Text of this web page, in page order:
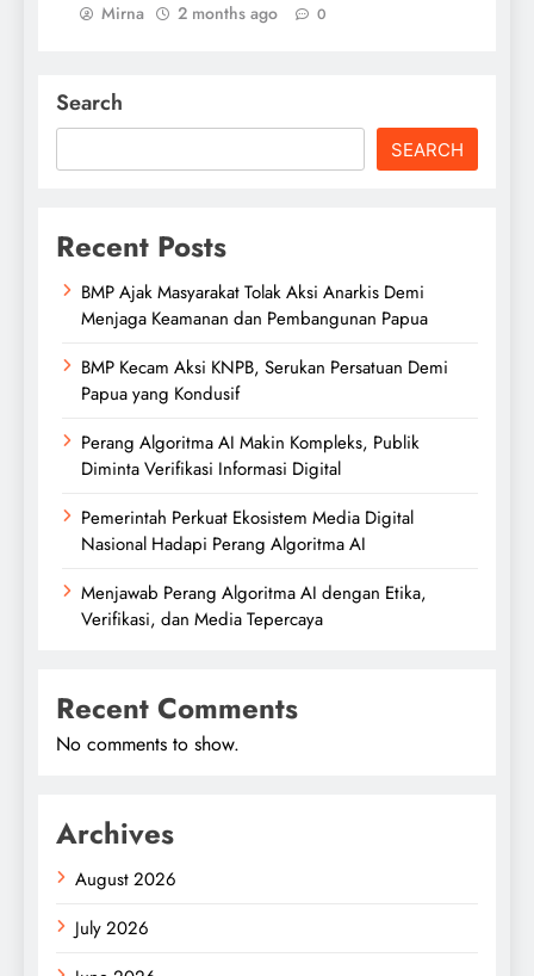
Mirna 2 months ago 0
Search
SEARCH
Recent Posts
BMP Ajak Masyarakat Tolak Aksi Anarkis Demi
Menjaga Keamanan dan Pembangunan Papua
BMP Kecam Aksi KNPB, Serukan Persatuan Demi
Papua yang Kondusif
Perang Algoritma AI Makin Kompleks, Publik
Diminta Verifikasi Informasi Digital
Pemerintah Perkuat Ekosistem Media Digital
Nasional Hadapi Perang Algoritma AI
Menjawab Perang Algoritma AI dengan Etika,
Verifikasi, dan Media Tepercaya
Recent Comments
No comments to show.
Archives
August 2026
July 2026